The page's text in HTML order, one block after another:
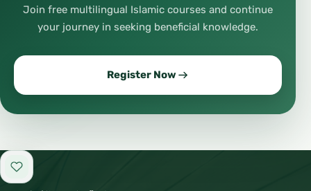
Join free multilingual Islamic courses and continue
your journey in seeking beneficial knowledge.
Register Now
Add to favorites